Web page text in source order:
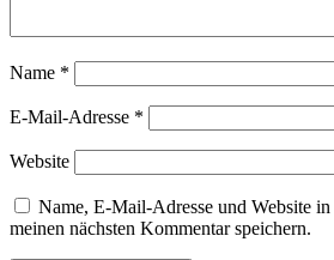
Name *
E-Mail-Adresse *
Website
Name, E-Mail-Adresse und Website
meinen nächsten Kommentar speichern.